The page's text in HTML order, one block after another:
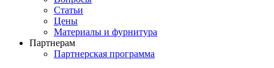
Статьи
Цены
Материалы и фурнитура
Партнерам
Партнерская программа